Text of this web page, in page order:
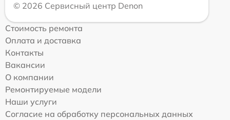
© 2026 Сервисный центр Denon
Стоимость ремонта
Оплата и доставка
Контакты
Вакансии
О компании
Ремонтируемые модели
Наши услуги
Согласие на обработку персональных данных